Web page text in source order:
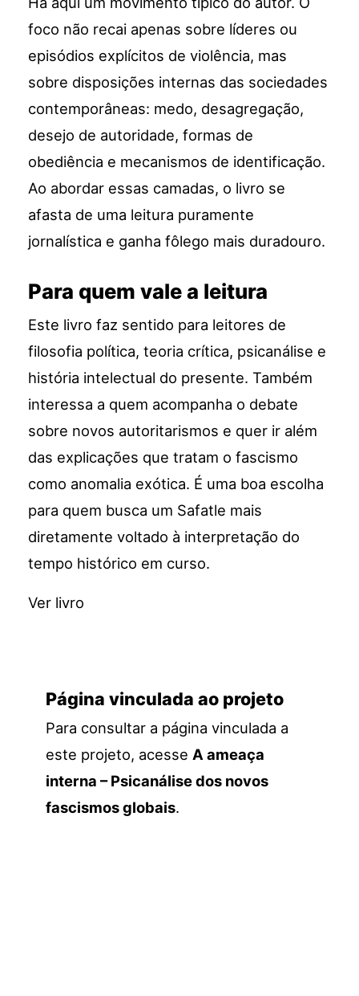
foco não recai apenas sobre líderes ou
episódios explícitos de violência, mas
sobre disposições internas das sociedades
contemporâneas: medo, desagregação,
desejo de autoridade, formas de
obediência e mecanismos de identificação.
Ao abordar essas camadas, o livro se
afasta de uma leitura puramente
jornalística e ganha fôlego mais duradouro.
Para quem vale a leitura
Este livro faz sentido para leitores de
filosofia política, teoria crítica, psicanálise e
história intelectual do presente. Também
interessa a quem acompanha o debate
sobre novos autoritarismos e quer ir além
das explicações que tratam o fascismo
como anomalia exótica. É uma boa escolha
para quem busca um Safatle mais
diretamente voltado à interpretação do
tempo histórico em curso.
Ver livro
Página vinculada ao projeto
Para consultar a página vinculada a
este projeto, acesse A ameaça
interna – Psicanálise dos novos
fascismos globais.